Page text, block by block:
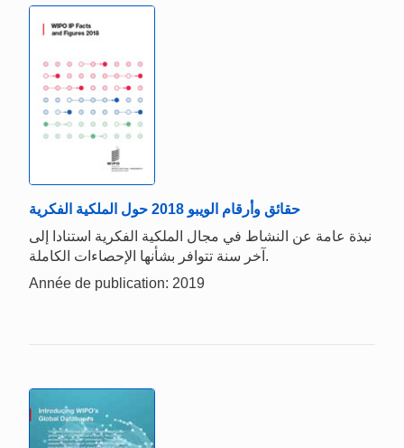
حقائق وأرقام الويبو 2018 حول الملكية الفكرية
نبذة عامة عن النشاط في مجال الملكية الفكرية استنادا إلى
آخر سنة تتوافر بشأنها الإحصاءات الكاملة.
Année de publication: 2019